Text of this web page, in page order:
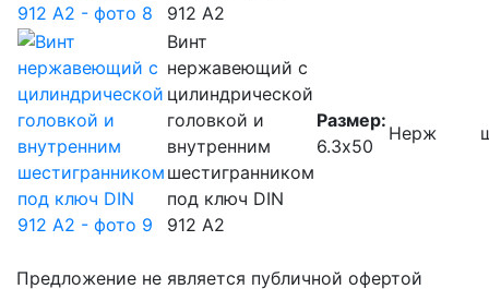
912 А2
Винт
нержавеющий с
цилиндрической
головкой и
внутренним
шестигранником
под ключ DIN
912 А2
Размер:
6.3х50
Нерж
Предложение не является публичной офертой